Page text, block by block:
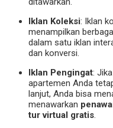
Iklan Koleksi: Iklan
menampilkan
dalam satu iklan
dan konversi.
Iklan Pengingat:
apartemen Anda
lanjut, Anda bisa
menawarkan
tur virtual gratis.